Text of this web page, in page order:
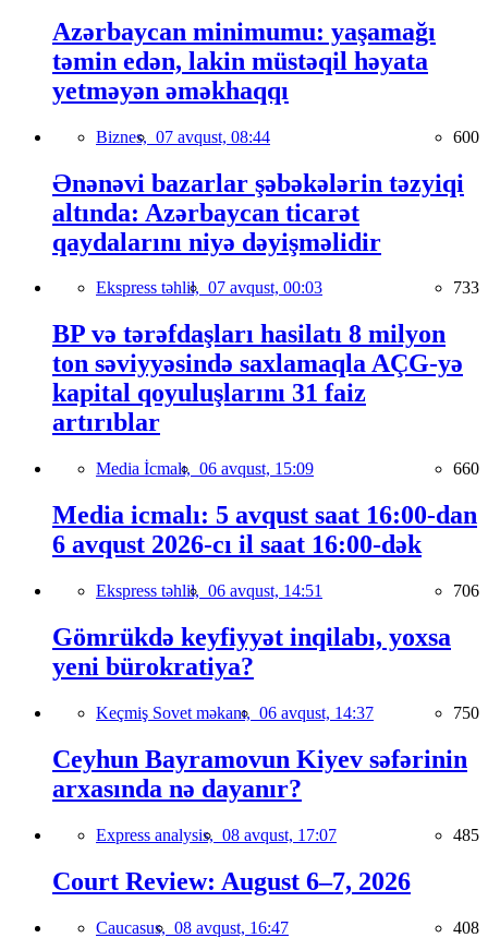
Azərbaycan minimumu: yaşamağı
təmin edən, lakin müstəqil həyata
yetməyən əməkhaqqı
Biznes, 07 avqust, 08:44 600
Ənənəvi bazarlar şəbəkələrin təzyiqi
altında: Azərbaycan ticarət
qaydalarını niyə dəyişməlidir
Ekspress təhlil, 07 avqust, 00:03 733
BP və tərəfdaşları hasilatı 8 milyon
ton səviyyəsində saxlamaqla AÇG-yə
kapital qoyuluşlarını 31 faiz
artırıblar
Media İcmalı, 06 avqust, 15:09 660
Media icmalı: 5 avqust saat 16:00-dan
6 avqust 2026-cı il saat 16:00-dək
Ekspress təhlil, 06 avqust, 14:51 706
Gömrükdə keyfiyyət inqilabı, yoxsa
yeni bürokratiya?
Keçmiş Sovet məkanı, 06 avqust, 14:37 750
Ceyhun Bayramovun Kiyev səfərinin
arxasında nə dayanır?
Express analysis, 08 avqust, 17:07 485
Court Review: August 6–7, 2026
Caucasus, 08 avqust, 16:47 408